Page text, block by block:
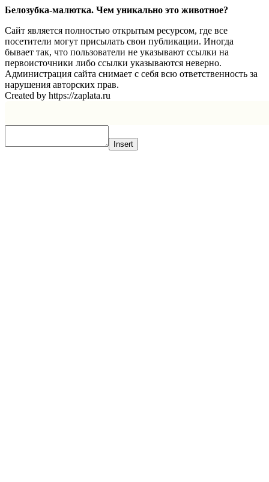
Белозубка-малютка. Чем уникально это животное?
Сайт является полностью открытым ресурсом, где все
посетители могут присылать свои публикации. Иногда
бывает так, что пользователи не указывают ссылки на
первоисточники либо ссылки указываются неверно.
Администрация сайта снимает с себя всю ответственность за
нарушения авторских прав.
Created by https://zaplata.ru
Insert